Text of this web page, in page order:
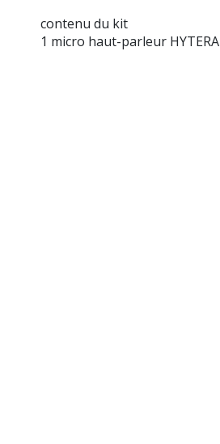
contenu du kit
1 micro haut-parleur HYTERA